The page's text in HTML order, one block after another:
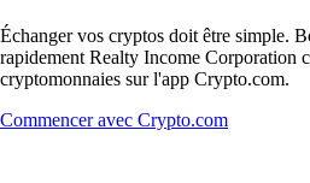
Échanger vos cryptos doit être simple.
rapidement Realty Income Corporation
cryptomonnaies sur l'app Crypto.com.
Commencer avec Crypto.com